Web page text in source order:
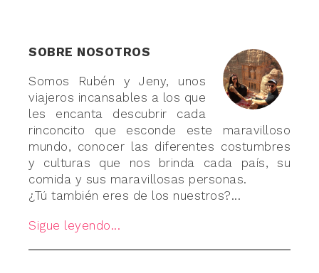
SOBRE NOSOTROS
Somos Rubén y Jeny, unos
viajeros incansables a los que
les encanta descubrir cada
rinconcito que esconde este maravilloso
mundo, conocer las diferentes costumbres
y culturas que nos brinda cada país, su
comida y sus maravillosas personas.
¿Tú también eres de los nuestros?...
Sigue leyendo...